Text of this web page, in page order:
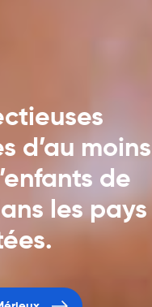
d’au moins
de
les pays